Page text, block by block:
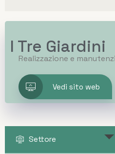
I Tre Giardini
Realizzazione e
Vedi sito web
Settore